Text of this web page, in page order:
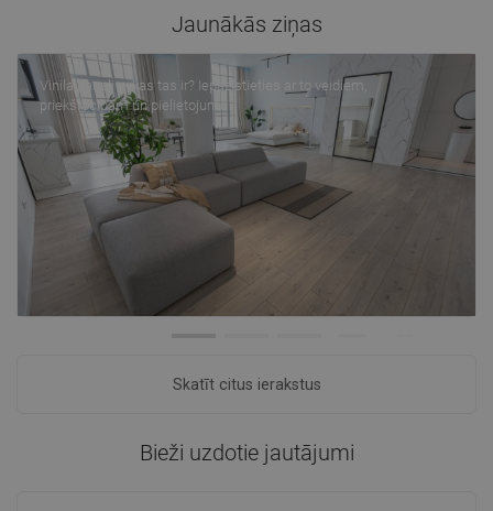
Jaunākās ziņas
Vinila paneļi — kas tas ir? Iepazīstieties ar to veidiem,
priekšrocībām un pielietojumu
Skatīt citus ierakstus
Bieži uzdotie jautājumi